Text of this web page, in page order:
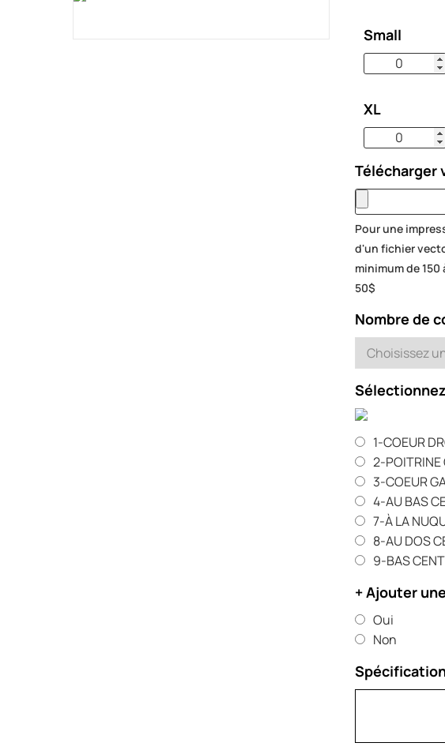
Small
XL
Télécharger
Pour une
d'un fichier
minimum de
50$
Nombre de
1-COEUR
2-POITRINE
3-COEUR
4-AU BAS
7-À LA
8-AU DOS
9-BAS
+ Ajouter
Oui
Non